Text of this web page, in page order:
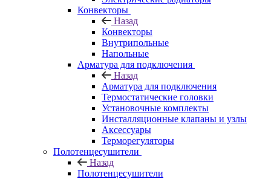
Конвекторы
Назад
Конвекторы
Внутрипольные
Напольные
Арматура для подключения
Назад
Арматура для подключения
Термостатические головки
Установочные комплекты
Инсталляционные клапаны и узлы
Аксессуары
Терморегуляторы
Полотенцесушители
Назад
Полотенцесушители